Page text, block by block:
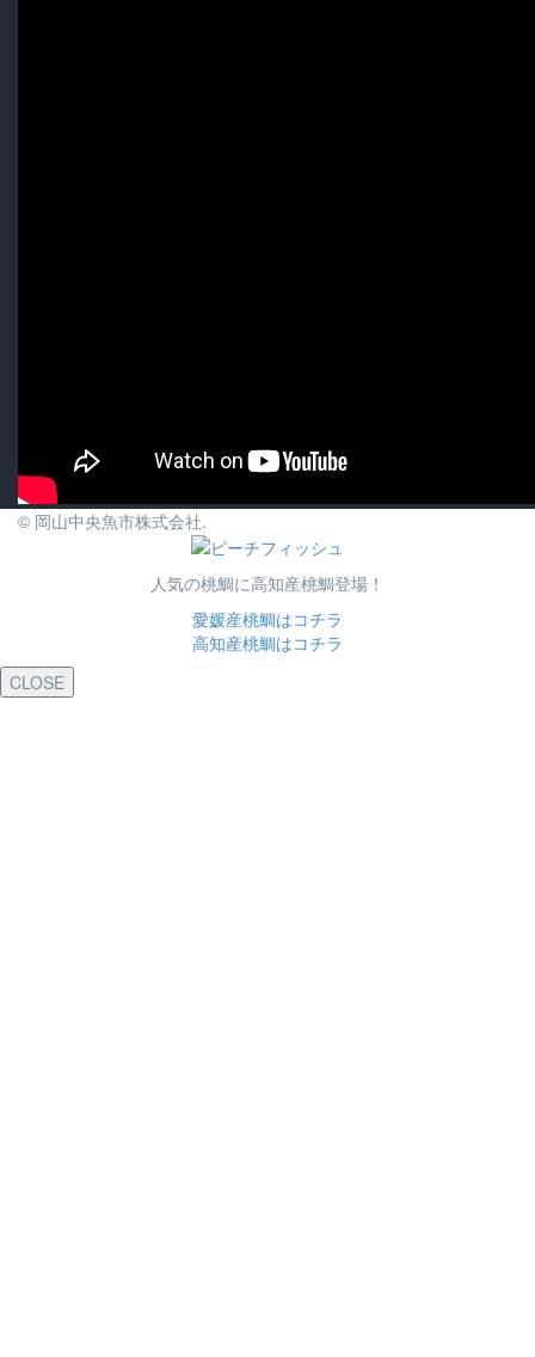
© 岡山中央魚市株式会社.
人気の桃鯛に高知産桃鯛登場！
愛媛産桃鯛はコチラ
高知産桃鯛はコチラ
CLOSE